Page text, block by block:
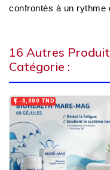
confrontés à un rythme
16 Autres
Catégorie :
 -6,000 TND